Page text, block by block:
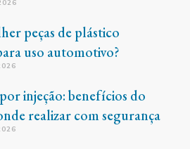
peças de plástico
uso automotivo?
injeção: benefícios do
realizar com segurança